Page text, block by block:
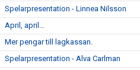
Spelarpresentation - Linnea Nilsson
April, april...
Mer pengar till lagkassan.
Spelarpresentation - Alva Carlman